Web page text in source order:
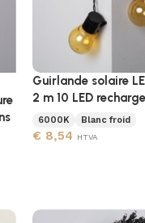
Guirlande solaire
2 m 10 LED
6000K Blanc froid
€8,54 HTVA